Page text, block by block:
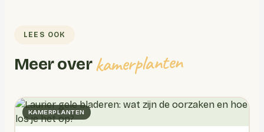
LEES OOK
Meer overkamerplanten
KAMERPLANTEN